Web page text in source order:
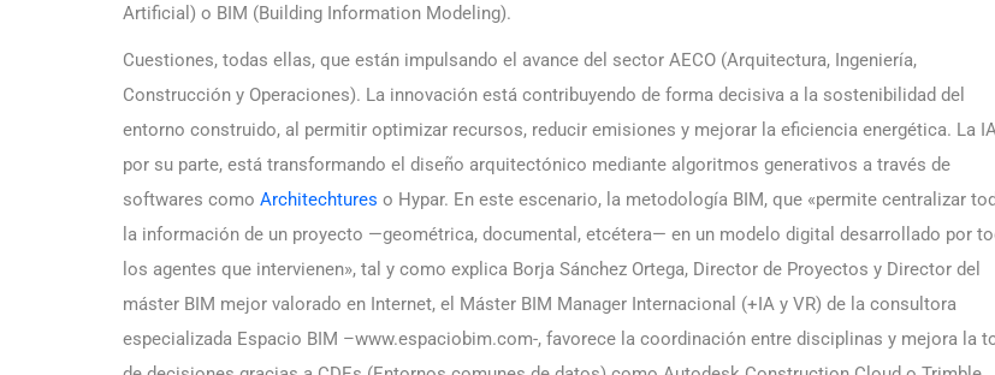
Artificial) o BIM (Building Information Modeling).
Cuestiones, todas ellas, que están impulsando el avance del sector AECO (Arquitectura, Ingeniería,
Construcción y Operaciones). La innovación está contribuyendo de forma decisiva a la sostenibilidad del
entorno construido, al permitir optimizar recursos, reducir emisiones y mejorar la eficiencia energética. La
por su parte, está transformando el diseño arquitectónico mediante algoritmos generativos a través de
softwares como Architechtures o Hypar. En este escenario, la metodología BIM, que «permite centralizar
la información de un proyecto —geométrica, documental, etcétera— en un modelo digital desarrollado por
los agentes que intervienen», tal y como explica Borja Sánchez Ortega, Director de Proyectos y Director del
máster BIM mejor valorado en Internet, el Máster BIM Manager Internacional (+IA y VR) de la consultora
especializada Espacio BIM –www.espaciobim.com-, favorece la coordinación entre disciplinas y mejora la